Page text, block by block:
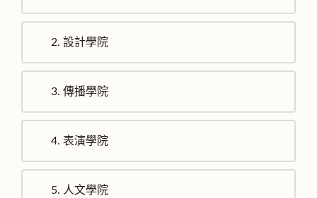
2. 設計學院
3. 傳播學院
4. 表演學院
5. 人文學院